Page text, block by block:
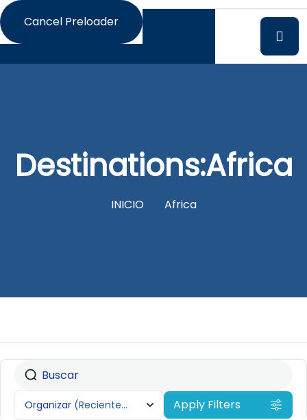
Cancel Preloader
Destinations:Africa
INICIO Africa
Organizar (Recientemente añadido) Apply Filters